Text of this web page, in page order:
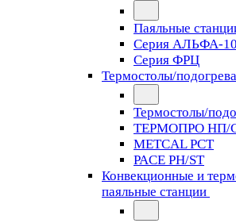
Паяльные
Серия АЛЬФА-
Серия ФРЦ
Термостолы/
Термостолы/
ТЕРМОПРО НП/
METCAL PCT
PACE PH/ST
Конвекционные и
паяльные станции